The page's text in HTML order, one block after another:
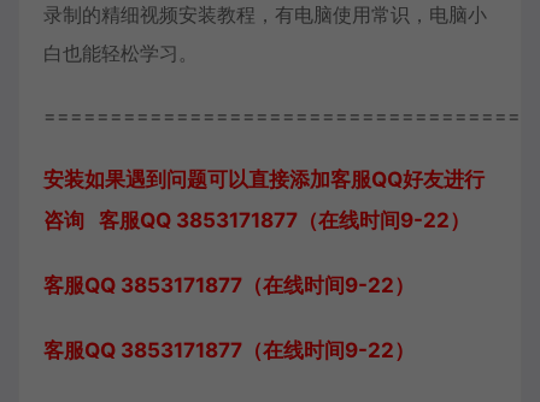
录制的精细视频安装教程，有电脑使用常识，电脑小
白也能轻松学习。
安装如果遇到问题可以直接添加客服QQ好友进行
咨询 客服QQ 3853171877（在线时间9-22）
客服QQ 3853171877（在线时间9-22）
客服QQ 3853171877（在线时间9-22）